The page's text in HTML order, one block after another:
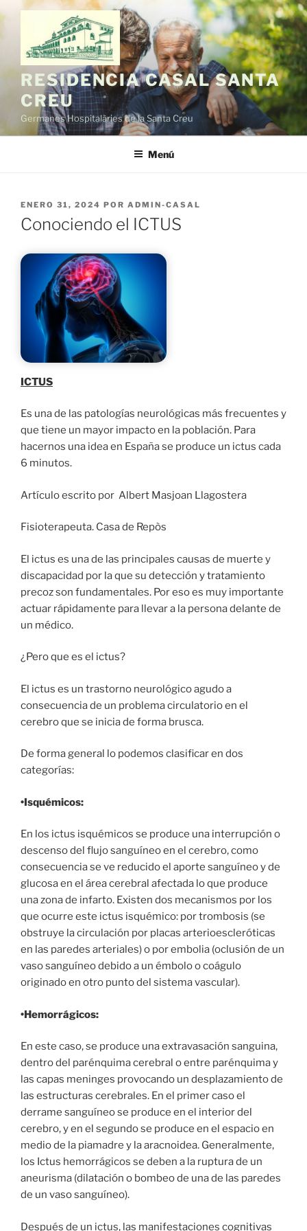
Saltar
contenido
RESIDENCIA CASAL SANTA
CREU
Germanes Hospitalàries de la Santa Creu
Menú
PUBLICADO
EL
ENERO 31, 2024 POR ADMIN-CASAL
Conociendo el ICTUS
ICTUS
Es una de las patologías neurológicas más frecuentes y
que tiene un mayor impacto en la población. Para
hacernos una idea en España se produce un ictus cada
6 minutos.
Artículo escrito por Albert Masjoan Llagostera
Fisioterapeuta. Casa de Repòs
El ictus es una de las principales causas de muerte y
discapacidad por la que su detección y tratamiento
precoz son fundamentales. Por eso es muy importante
actuar rápidamente para llevar a la persona delante de
un médico.
¿Pero que es el ictus?
El ictus es un trastorno neurológico agudo a
consecuencia de un problema circulatorio en el
cerebro que se inicia de forma brusca.
De forma general lo podemos clasificar en dos
categorías:
•Isquémicos:
En los ictus isquémicos se produce una interrupción o
descenso del flujo sanguíneo en el cerebro, como
consecuencia se ve reducido el aporte sanguíneo y de
glucosa en el área cerebral afectada lo que produce
una zona de infarto. Existen dos mecanismos por los
que ocurre este ictus isquémico: por trombosis (se
obstruye la circulación por placas arterioescleróticas
en las paredes arteriales) o por embolia (oclusión de un
vaso sanguíneo debido a un émbolo o coágulo
originado en otro punto del sistema vascular).
•Hemorrágicos:
En este caso, se produce una extravasación sanguina,
dentro del parénquima cerebral o entre parénquima y
las capas meninges provocando un desplazamiento de
las estructuras cerebrales. En el primer caso el
derrame sanguíneo se produce en el interior del
cerebro, y en el segundo se produce en el espacio en
medio de la piamadre y la aracnoidea. Generalmente,
los Ictus hemorrágicos se deben a la ruptura de un
aneurisma (dilatación o bombeo de una de las paredes
de un vaso sanguíneo).
Después de un ictus, las manifestaciones cognitivas